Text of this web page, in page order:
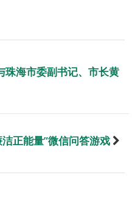
珠海市委副书记、市长黄
正能量”微信问答游戏